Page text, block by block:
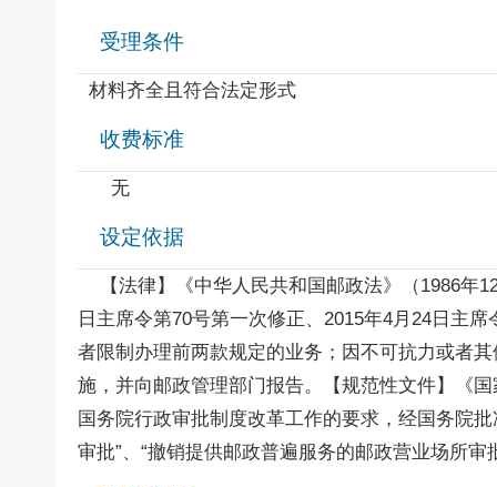
受理条件
材料齐全且符合法定形式
收费标准
无
设定依据
【法律】《中华人民共和国邮政法》（1986年
日主席令第70号第一次修正、2015年4月24日主
者限制办理前两款规定的业务；因不可抗力或者
施，并向邮政管理部门报告。【规范性文件】《
国务院行政审批制度改革工作的要求，经国务院
审批”、“撤销提供邮政普遍服务的邮政营业场所